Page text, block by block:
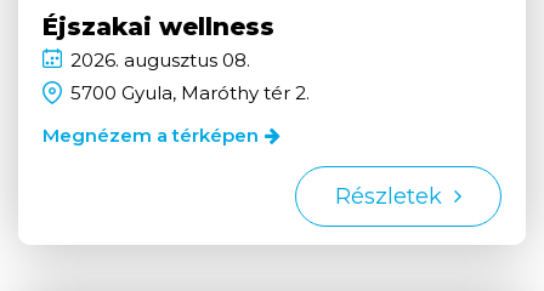
Éjszakai wellness
2026. augusztus 08.
5700 Gyula, Maróthy tér 2.
Megnézem a térképen
Részletek